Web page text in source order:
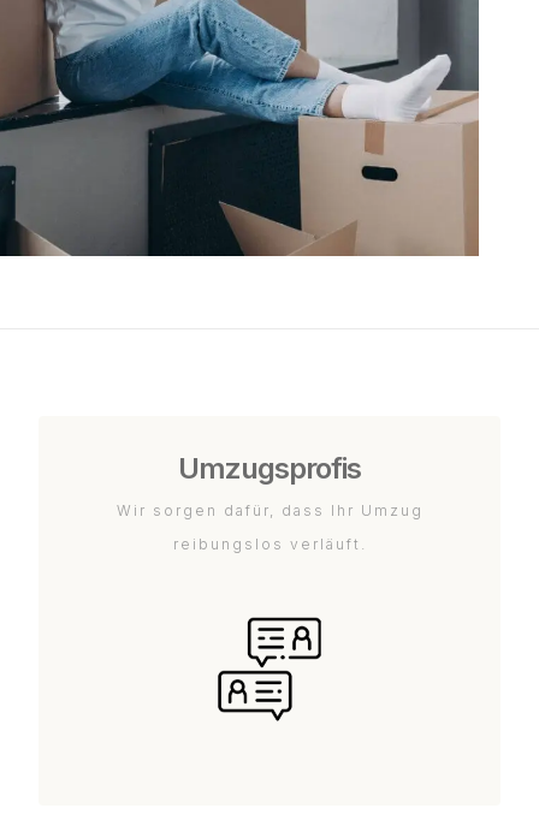
Umzugsprofis
Wir sorgen dafür, dass Ihr Umzug
reibungslos verläuft.